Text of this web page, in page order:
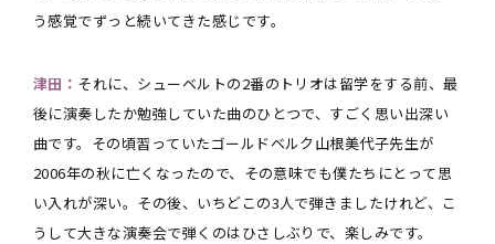
う感覚でずっと続いてきた感じです。
津田： それに、シューベルトの2番のトリオは留学をする前、最
後に演奏したか勉強していた曲のひとつで、すごく思い出深い
曲です。その頃習っていたゴールドベルク山根美代子先生が
2006年の秋に亡くなったので、その意味でも僕たちにとって思
い入れが深い。その後、いちどこの3人で弾きましたけれど、こ
うして大きな演奏会で弾くのはひさしぶりで、楽しみです。